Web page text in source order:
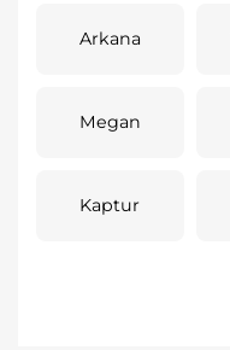
Arkana
Megan
Kaptur